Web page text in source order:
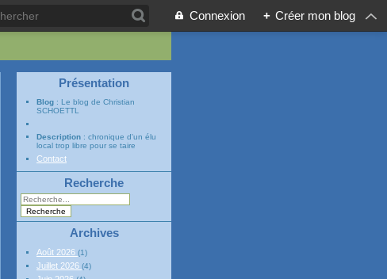
Connexion + Créer mon blog
Présentation
Blog : Le blog de Christian
SCHOETTL
Description : chronique d'un élu
local trop libre pour se taire
Contact
Recherche
Archives
Août 2026 (1)
Juillet 2026 (4)